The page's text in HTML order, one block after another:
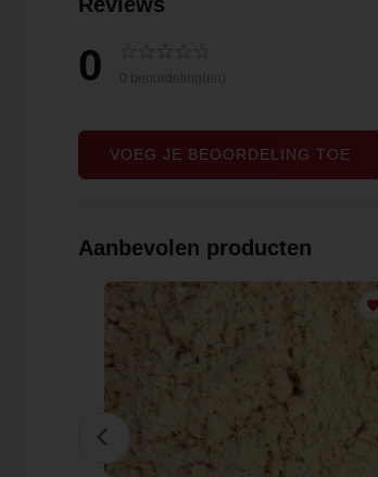
Reviews
0
VOEG JE BEOORDELING TOE
Aanbevolen producten